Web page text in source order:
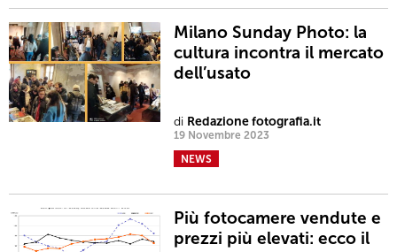
Milano Sunday Photo: la
cultura incontra il mercato
dell’usato
di Redazione fotografia.it
19 Novembre 2023
NEWS
Più fotocamere vendute e
prezzi più elevati: ecco il